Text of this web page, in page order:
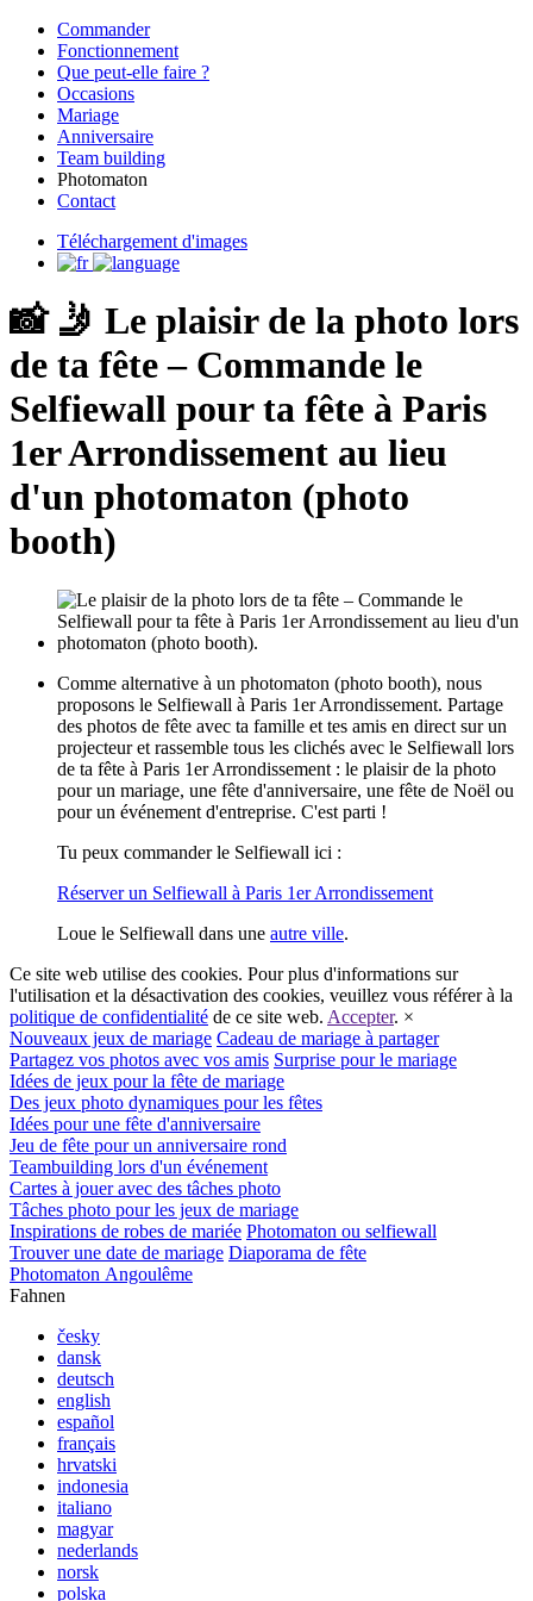
Commander
Fonctionnement
Que peut-elle faire ?
Occasions
Mariage
Anniversaire
Team building
Photomaton
Contact
Téléchargement d'images
📸 🤳 Le plaisir de la photo lors
de ta fête – Commande le
Selfiewall pour ta fête à Paris
1er Arrondissement au lieu
d'un photomaton (photo
booth)
Comme alternative à un photomaton (photo booth), nous
proposons le Selfiewall à Paris 1er Arrondissement. Partage
des photos de fête avec ta famille et tes amis en direct sur un
projecteur et rassemble tous les clichés avec le Selfiewall lors
de ta fête à Paris 1er Arrondissement : le plaisir de la photo
pour un mariage, une fête d'anniversaire, une fête de Noël ou
pour un événement d'entreprise. C'est parti !
Tu peux commander le Selfiewall ici :
Réserver un Selfiewall à Paris 1er Arrondissement
Loue le Selfiewall dans une autre ville.
Ce site web utilise des cookies. Pour plus d'informations sur
l'utilisation et la désactivation des cookies, veuillez vous référer à la
politique de confidentialité de ce site web. Accepter. ×
Nouveaux jeux de mariage Cadeau de mariage à partager
Partagez vos photos avec vos amis Surprise pour le mariage
Idées de jeux pour la fête de mariage
Des jeux photo dynamiques pour les fêtes
Idées pour une fête d'anniversaire
Jeu de fête pour un anniversaire rond
Teambuilding lors d'un événement
Cartes à jouer avec des tâches photo
Tâches photo pour les jeux de mariage
Inspirations de robes de mariée Photomaton ou selfiewall
Trouver une date de mariage Diaporama de fête
Photomaton Angoulême
Fahnen
česky
dansk
deutsch
english
español
français
hrvatski
indonesia
italiano
magyar
nederlands
norsk
polska